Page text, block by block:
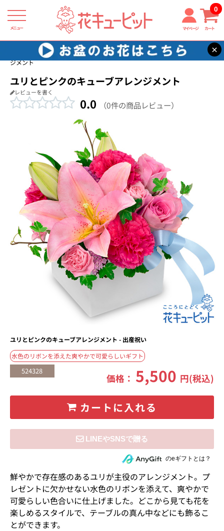
メニュー マイページ カート
0
×
花キューピット 出産祝い
【出産祝い】ユリとピンクのキューブアレン
ジメント
ユリとピンクのキューブアレンジメント
レビューを書く
0.0 （0件の商品レビュー）
ユリとピンクのキューブアレンジメント - 出産祝い
水色のリボンを添えた爽やかで可愛らしいギフト
524328
価格： 5,500 円(税込)
カートに入れる
住所を知らない相手にeギフトで贈るのeギフトとは？
鮮やかで存在感のあるユリが主役のアレンジメント。プ
レゼントに欠かせない水色のリボンを添えて、爽やかで
可愛らしい色合いに仕上げました。どこから見ても花を
楽しめるスタイルで、テーブルの真ん中などにも飾るこ
とができます。